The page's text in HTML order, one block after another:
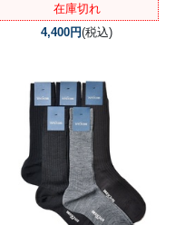
在庫切れ
4,400円(税込)